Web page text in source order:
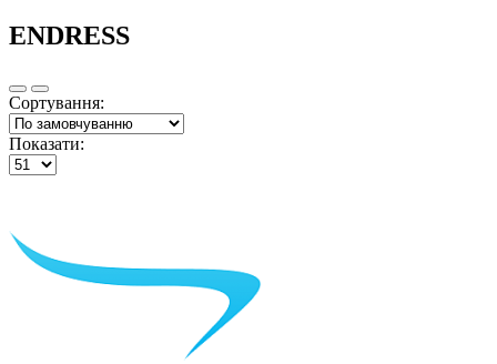
ENDRESS
Сортування:
Показати: